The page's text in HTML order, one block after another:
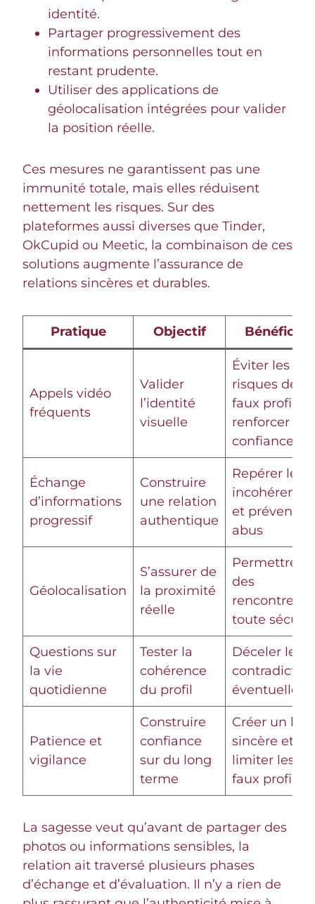
identité.
Partager progressivement des
informations personnelles tout en
restant prudente.
Utiliser des applications de
géolocalisation intégrées pour valider
la position réelle.
Ces mesures ne garantissent pas une
immunité totale, mais elles réduisent
nettement les risques. Sur des
plateformes aussi diverses que Tinder,
OkCupid ou Meetic, la combinaison de ces
solutions augmente l’assurance de
relations sincères et durables.
Pratique Objectif Bénéfices
Appels vidéo
fréquents
Valider
l’identité
visuelle
Éviter les
risques de
faux profils
renforcer
confiance
Échange
d’informations
progressif
Construire
une relation
authentique
Repérer les
et prévenir
abus
Géolocalisation
S’assurer de
la proximité
réelle
Permettre
des
rencontres
toute
Questions sur
la vie
quotidienne
Tester la
cohérence
du profil
Déceler les
éventuelles
Patience et
vigilance
Construire
confiance
sur du long
terme
Créer un lien
sincère et
limiter les
faux profils
La sagesse veut qu’avant de partager des
photos ou informations sensibles, la
relation ait traversé plusieurs phases
d’échange et d’évaluation. Il n’y a rien de